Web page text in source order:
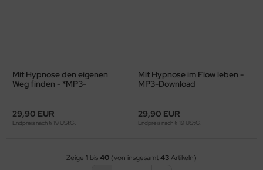
Mit Hypnose den eigenen
Weg finden - *MP3-
29,90 EUR
Endpreis nach § 19 UStG.
Mit Hypnose im Flow leben -
MP3-Download
29,90 EUR
Endpreis nach § 19 UStG.
Zeige 1 bis40 (von insgesamt43Artikeln)